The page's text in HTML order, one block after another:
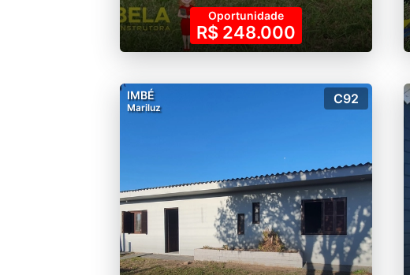
Oportunidade
R$ 248.000
IMBÉ
Mariluz
C92